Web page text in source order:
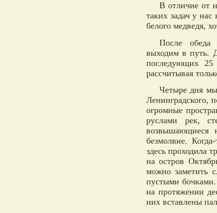
В отличие от
таких задач у
белого медведя,
После обеда
выходим в путь.
последующих
рассчитывая
Четыре дня
Ленинградского,
огромные
руслами рек,
возвышающиеся
безмолвие.
здесь проходила
на остров
можно заметить
пустыми
на протяжении
них вставлены